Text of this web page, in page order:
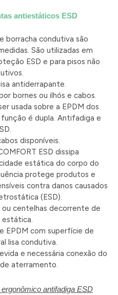
antiestáticos ESD
borracha condutiva são
São utilizadas em
ESD e para pisos não
antiderrapante.
bornes ou ilhós e cabos.
usada sobre a EPDM dos
é dupla. Antifadiga e
disponíveis.
ESD dissipa
estática do corpo do
protege produtos e
contra danos causados
(ESD).
centelhas decorrente de
estática.
EPDM com superfície de
lisa condutiva.
e necessária conexão do
aterramento.
antifadiga ESD